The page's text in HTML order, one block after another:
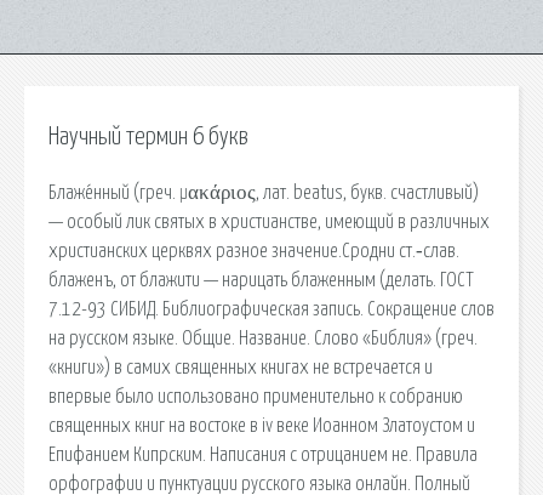
Научный термин 6 букв
Блаже́нный (греч. μακάριος, лат. beatus, букв. счастливый)
— особый лик святых в христианстве, имеющий в различных
христианских церквях разное значение.Сродни ст.‑слав.
блаженъ, от блажити — нарицать блаженным (делать. ГОСТ
7.12-93 СИБИД. Библиографическая запись. Сокращение слов
на русском языке. Общие. Название. Слово «Библия» (греч.
«книги») в самих священных книгах не встречается и
впервые было использовано применительно к собранию
священных книг на востоке в iv веке Иоанном Златоустом и
Епифанием Кипрским. Написания с отрицанием не. Правила
орфографии и пунктуации русского языка онлайн. Полный